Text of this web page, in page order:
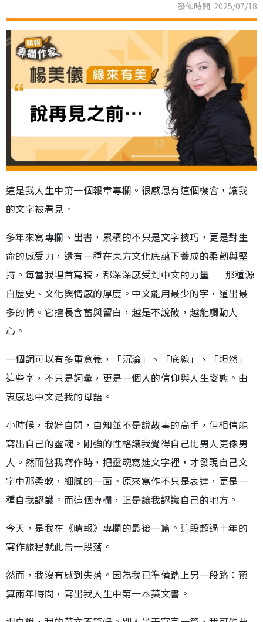
發佈時間: 2025/07/18
這是我人生中第一個報章專欄。很感恩有這個機會，讓我
的文字被看見。
多年來寫專欄、出書，累積的不只是文字技巧，更是對生
命的感受力，還有一種在東方文化底蘊下養成的柔韌與堅
持。每當我埋首寫稿，都深深感受到中文的力量——那種源
自歷史、文化與情感的厚度。中文能用最少的字，道出最
多的情。它擅長含蓄與留白，越是不說破，越能觸動人
心。
一個詞可以有多重意義，「沉淪」、「底線」、「坦然」
這些字，不只是詞彙，更是一個人的信仰與人生姿態。由
衷感恩中文是我的母語。
小時候，我好自閉，自知並不是說故事的高手，但相信能
寫出自己的靈魂。剛強的性格讓我覺得自己比男人更像男
人。然而當我寫作時，把靈魂寫進文字裡，才發現自己文
字中那柔軟，細膩的一面。原來寫作不只是表達，更是一
種自我認識。而這個專欄，正是讓我認識自己的地方。
今天，是我在《晴報》專欄的最後一篇。這段超過十年的
寫作旅程就此告一段落。
然而，我沒有感到失落。因為我已準備踏上另一段路：預
算兩年時間，寫出我人生中第一本英文書。